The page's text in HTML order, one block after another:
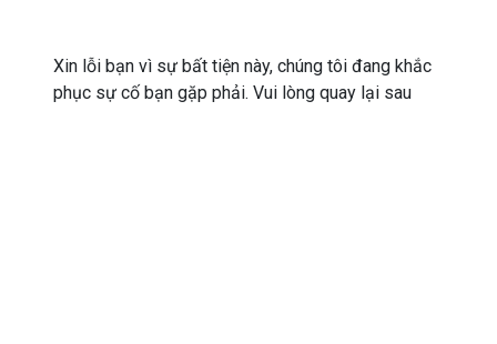
Xin lỗi bạn vì sự bất tiện này, chúng tôi đang khắc
phục sự cố bạn gặp phải. Vui lòng quay lại sau